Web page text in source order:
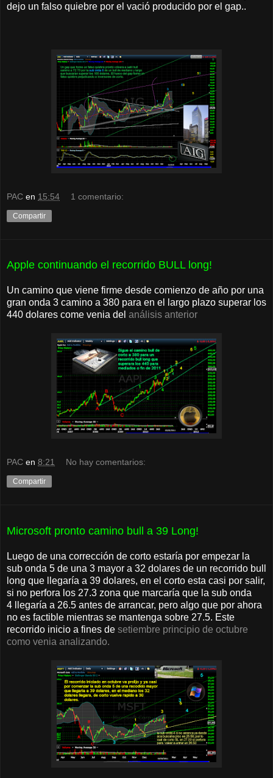
dejo un falso quiebre por el vació producido por el gap..
PAC en 15:54 1 comentario:
Compartir
Apple continuando el recorrido BULL long!
Un camino que viene firme desde comienzo de año por una
gran onda 3 camino a 380 para en el largo plazo superar los
440 dolares come venia del análisis anterior
PAC en 8:21 No hay comentarios:
Compartir
Microsoft pronto camino bull a 39 Long!
Luego de una corrección de corto estaría por empezar la
sub onda 5 de una 3 mayor a 32 dolares de un recorrido bull
long que llegaría a 39 dolares, en el corto esta casi por salir,
si no perfora los 27.3 zona que marcaría que la sub onda
4 llegaría a 26.5 antes de arrancar, pero algo que por ahora
no es factible mientras se mantenga sobre 27.5. Este
recorrido inicio a fines de setiembre principio de octubre
como venia analizando.